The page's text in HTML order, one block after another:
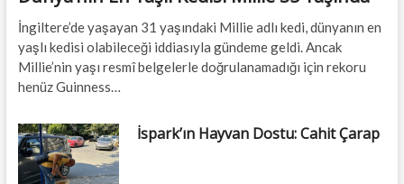
İngiltere’de yaşayan 31 yaşındaki Millie adlı kedi, dünyanın en
yaşlı kedisi olabileceği iddiasıyla gündeme geldi. Ancak
Millie’nin yaşı resmî belgelerle doğrulanamadığı için rekoru
henüz Guinness…
İspark’ın Hayvan Dostu: Cahit Çarap